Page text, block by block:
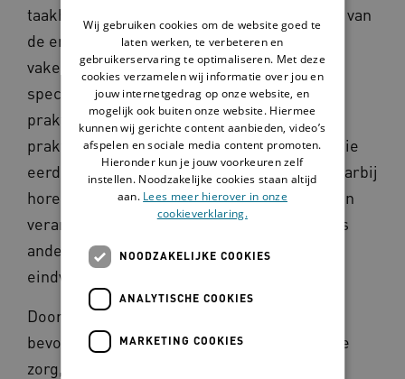
taakherschikking structureel overgedragen van
de ene zorgverlener naar de andere. Steeds
vaker neemt een verpleegkundig
specialist, physician assistant,
praktijkverpleegkundige of
praktijkondersteuner huisarts, taken over die
eerder door een arts werden uitgevoerd. Daarbij
horen ook de bijbehorende bevoegdheden en
verantwoordelijkheden. Taakherschikking is
anders dan taakdelegatie, waarbij de arts
eindverantwoordelijk blijft.
Door taken, verantwoordelijkheden en
bevoegdheden bewust te verdelen binnen de
zorg, wordt de zorg slimmer georganiseerd,
Wij gebruiken cookies om de website goed te
laten werken, te verbeteren en
gebruikerservaring te optimaliseren. Met deze
cookies verzamelen wij informatie over jou en
jouw internetgedrag op onze website, en
mogelijk ook buiten onze website. Hiermee
kunnen wij gerichte content aanbieden, video’s
afspelen en sociale media content promoten.
Hieronder kun je jouw voorkeuren zelf
instellen. Noodzakelijke cookies staan altijd
aan. Lees meer hierover in onze
cookieverklaring.
NOODZAKELIJKE COOKIES
ANALYTISCHE COOKIES
MARKETING COOKIES